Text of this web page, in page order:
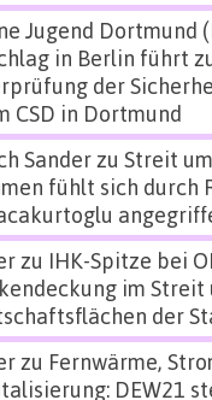
Jugend Dortmund
in Berlin führt
der
CSD in Dortmund
Sanderzu Streit
fühlt sich durch
zu IHK-Spitze bei
im Streit
der
zu Fernwärme,
DEW21